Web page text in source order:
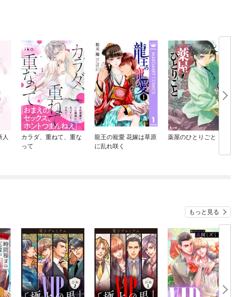
人
カラダ、重ねて、重な
って
龍王の寵愛 花嫁は草原
に乱れ咲く
薬屋のひとりごと
もっと見る